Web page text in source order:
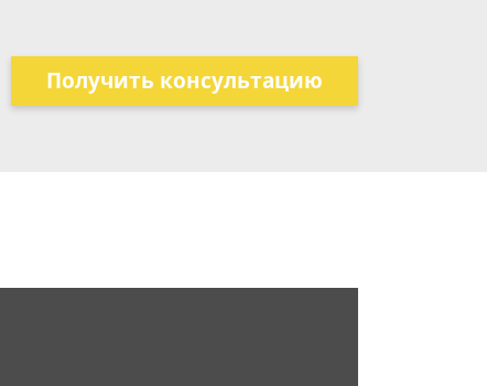
Получить консультацию